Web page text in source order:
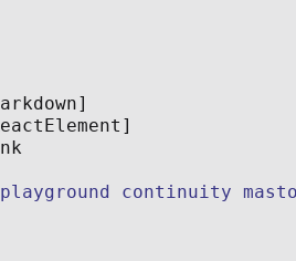
playground continuity